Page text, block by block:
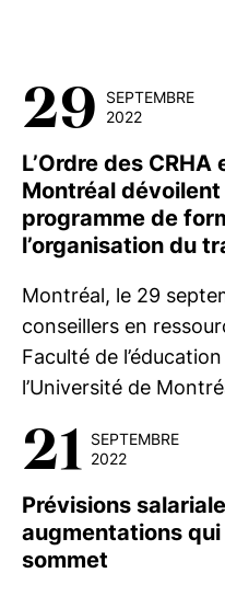
29
SEPTEMBRE
2022
L’Ordre des
Montréal
programme de
l’organisation du
Montréal, le 29
conseillers en
Faculté de
l’Université de
21
SEPTEMBRE
2022
Prévisions
augmentations
sommet